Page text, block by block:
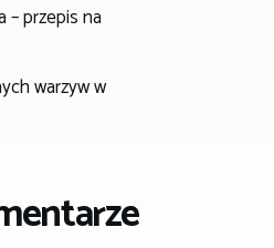
– przepis na
warzyw w